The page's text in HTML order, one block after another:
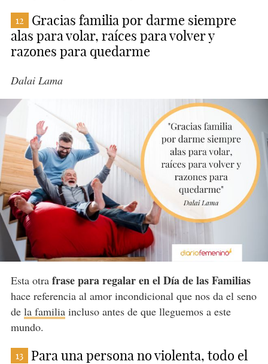
12
Gracias familia por darme siempre
alas para volar, raíces para volver y
razones para quedarme
Dalai Lama
Esta otra frase para regalar en el Día de las Familias
hace referencia al amor incondicional que nos da el seno
de la familiaincluso antes de que lleguemos a este
mundo.
13
Para una persona no violenta, todo el